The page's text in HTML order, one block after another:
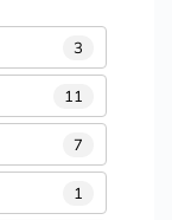
3
11
7
1